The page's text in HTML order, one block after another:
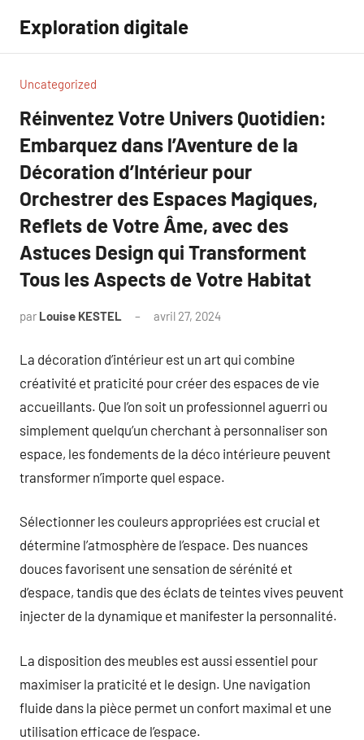
contenu
Exploration digitale
Uncategorized
Réinventez Votre Univers Quotidien:
Embarquez dans l’Aventure de la
Décoration d’Intérieur pour
Orchestrer des Espaces Magiques,
Reflets de Votre Âme, avec des
Astuces Design qui Transforment
Tous les Aspects de Votre Habitat
par Louise KESTEL avril 27, 2024
La décoration d’intérieur est un art qui combine
créativité et praticité pour créer des espaces de vie
accueillants. Que l’on soit un professionnel aguerri ou
simplement quelqu’un cherchant à personnaliser son
espace, les fondements de la déco intérieure peuvent
transformer n’importe quel espace.
Sélectionner les couleurs appropriées est crucial et
détermine l’atmosphère de l’espace. Des nuances
douces favorisent une sensation de sérénité et
d’espace, tandis que des éclats de teintes vives peuvent
injecter de la dynamique et manifester la personnalité.
La disposition des meubles est aussi essentiel pour
maximiser la praticité et le design. Une navigation
fluide dans la pièce permet un confort maximal et une
utilisation efficace de l’espace.